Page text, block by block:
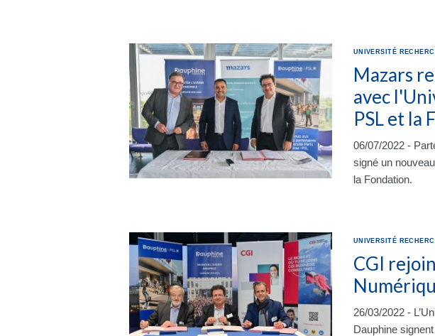
UNIVERSITÉ
Mazars
avec
PSL et la
06/07/2022 -
signé un
la Fondation.
UNIVERSITÉ
CGI
26/03/2022 -
Dauphine